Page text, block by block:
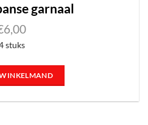
garnaal
6,00
stuks